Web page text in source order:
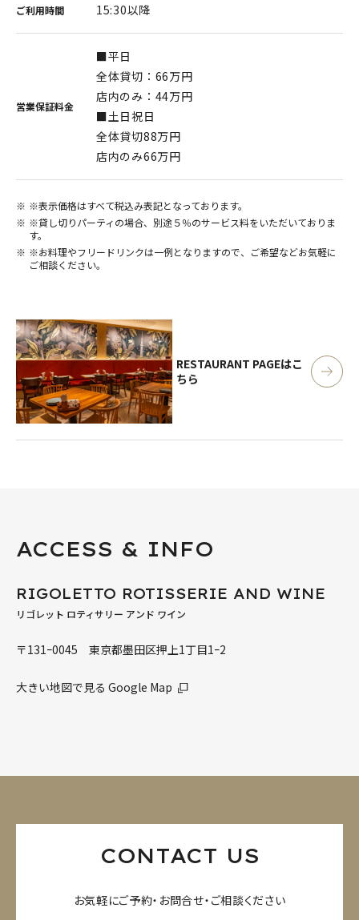
ご利用時間 15:30以降
営業保証料金
■平日
全体貸切：66万円
店内のみ：44万円
■土日祝日
全体貸切88万円
店内のみ66万円
※表示価格はすべて税込み表記となっております。
※貸し切りパーティの場合、別途５％のサービス料をいただいておりま
す。
※お料理やフリードリンクは一例となりますので、ご希望などお気軽に
ご相談ください。
RESTAURANT PAGEはこ
ちら
ACCESS & INFO
RIGOLETTO ROTISSERIE AND WINE
リゴレット ロティサリー アンド ワイン
〒131ｰ0045 東京都墨田区押上1丁目1ｰ2
大きい地図で見る Google Map
CONTACT US
お気軽にご予約・お問合せ・ご相談ください